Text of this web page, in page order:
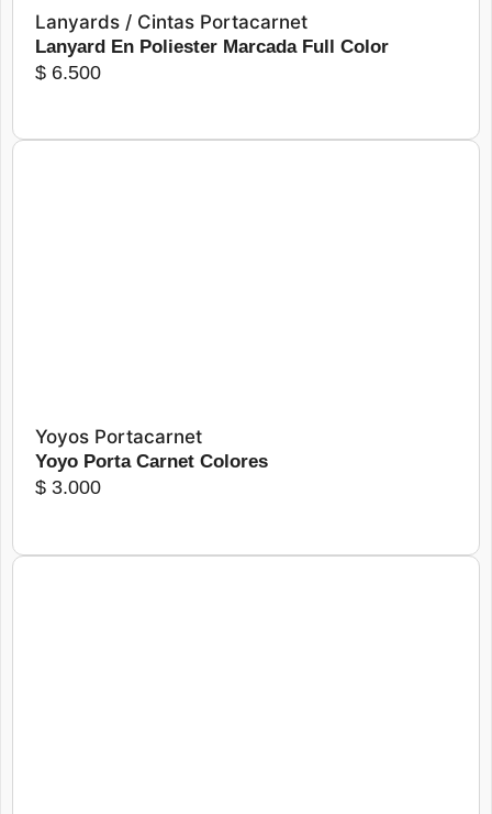
Lanyards / Cintas Portacarnet
Lanyard En Poliester Marcada Full Color
$ 6.500
Yoyos Portacarnet
Yoyo Porta Carnet Colores
$ 3.000